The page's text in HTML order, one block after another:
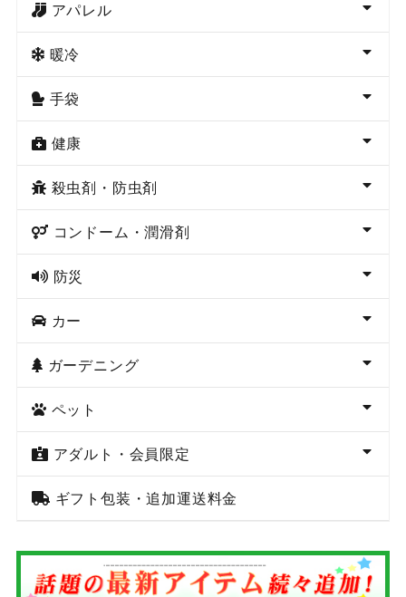
アパレル
暖冷
手袋
健康
殺虫剤・防虫剤
コンドーム・潤滑剤
防災
カー
ガーデニング
ペット
アダルト・会員限定
ギフト包装・追加運送料金